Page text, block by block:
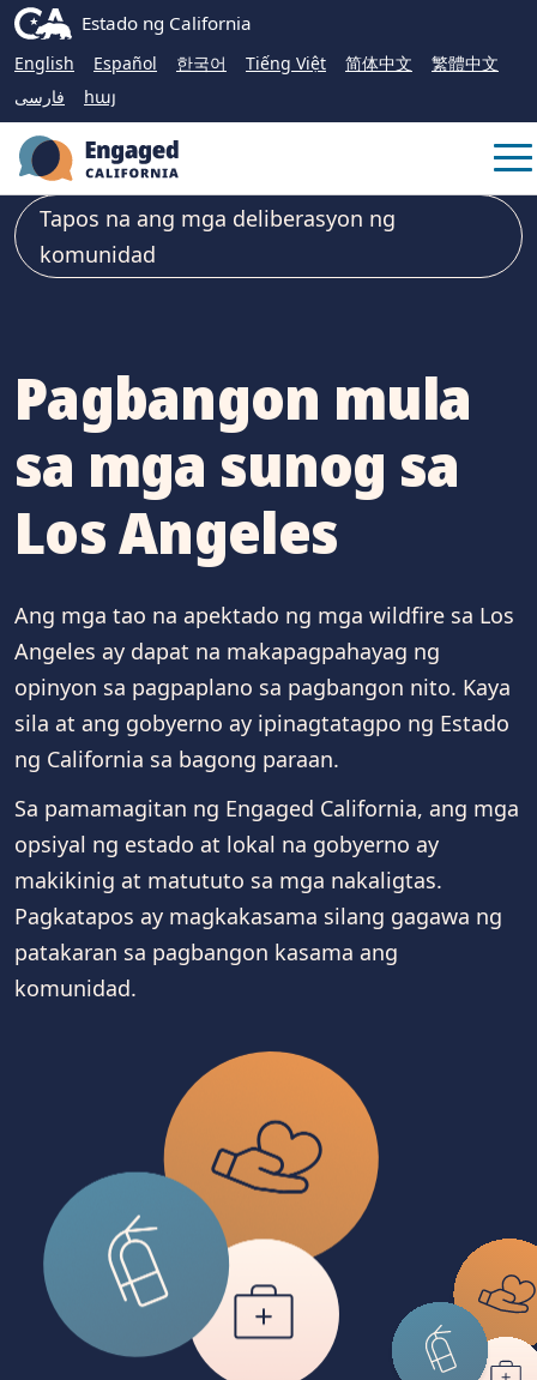
to
Main
CA.govEstado ng California
English Español 한국어 Tiếng Việt 简体中文
繁體中文
فارسی
հայ
Tapos na ang mga deliberasyon ng
komunidad
Pagbangon mula
sa mga sunog sa
Los Angeles
Ang mga tao na apektado ng mga wildfire sa Los
Angeles ay dapat na makapagpahayag ng
opinyon sa pagpaplano sa pagbangon nito. Kaya
sila at ang gobyerno ay ipinagtatagpo ng Estado
ng California sa bagong paraan.
Sa pamamagitan ng Engaged California, ang mga
opsiyal ng estado at lokal na gobyerno ay
makikinig at matututo sa mga nakaligtas.
Pagkatapos ay magkakasama silang gagawa ng
patakaran sa pagbangon kasama ang
komunidad.